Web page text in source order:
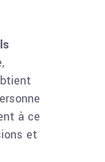
à ce
et